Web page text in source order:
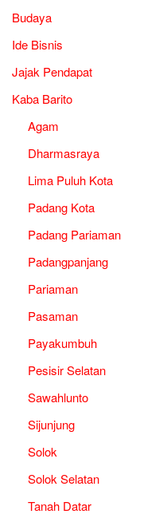
Budaya
Ide Bisnis
Jajak Pendapat
Kaba Barito
Agam
Dharmasraya
Lima Puluh Kota
Padang Kota
Padang Pariaman
Padangpanjang
Pariaman
Pasaman
Payakumbuh
Pesisir Selatan
Sawahlunto
Sijunjung
Solok
Solok Selatan
Tanah Datar